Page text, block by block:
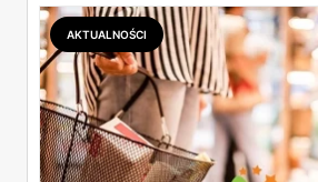
AKTUALNOŚCI